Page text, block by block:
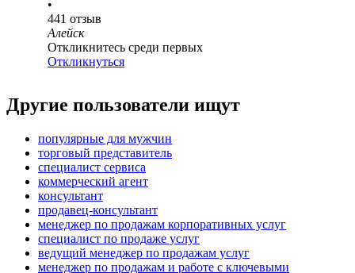
•
441 отзыв
Алейск
Откликнитесь среди первых
Откликнуться
Другие пользователи ищут
популярные для мужчин
торговый представитель
специалист сервиса
коммерческий агент
консультант
продавец-консультант
менеджер по продажам корпоративных услуг
специалист по продаже услуг
ведущий менеджер по продажам услуг
менеджер по продажам и работе с ключевыми